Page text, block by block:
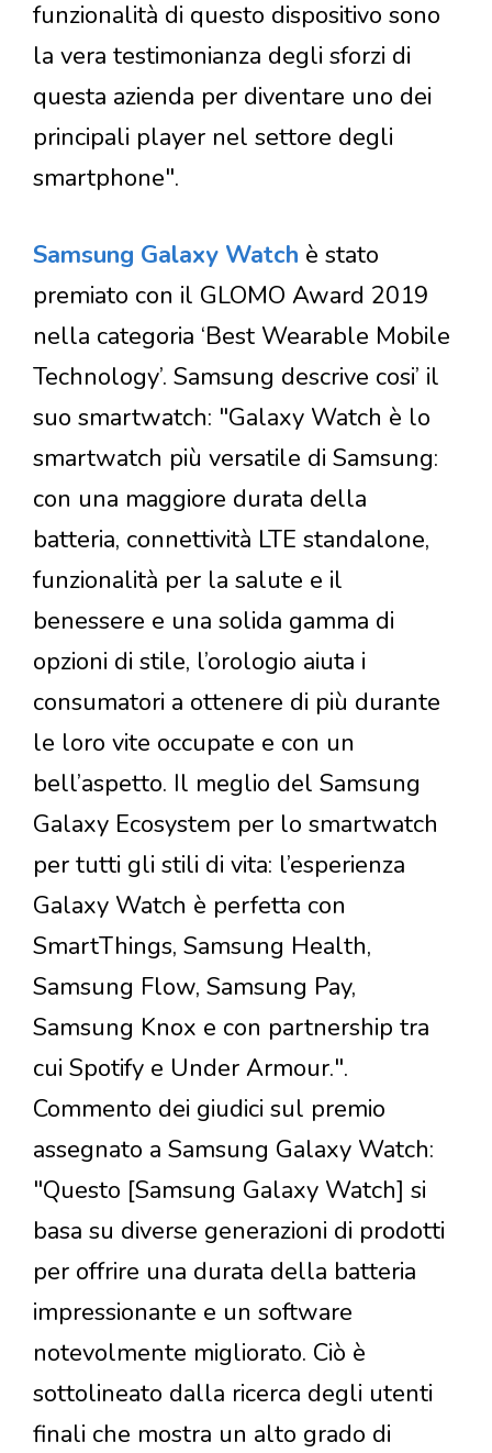
funzionalità di questo dispositivo sono
la vera testimonianza degli sforzi di
questa azienda per diventare uno dei
principali player nel settore degli
smartphone".
Samsung Galaxy Watch è stato
premiato con il GLOMO Award 2019
nella categoria ‘Best Wearable Mobile
Technology’. Samsung descrive cosi’ il
suo smartwatch: "Galaxy Watch è lo
smartwatch più versatile di Samsung:
con una maggiore durata della
batteria, connettività LTE standalone,
funzionalità per la salute e il
benessere e una solida gamma di
opzioni di stile, l’orologio aiuta i
consumatori a ottenere di più durante
le loro vite occupate e con un
bell’aspetto. Il meglio del Samsung
Galaxy Ecosystem per lo smartwatch
per tutti gli stili di vita: l’esperienza
Galaxy Watch è perfetta con
SmartThings, Samsung Health,
Samsung Flow, Samsung Pay,
Samsung Knox e con partnership tra
cui Spotify e Under Armour.".
Commento dei giudici sul premio
assegnato a Samsung Galaxy Watch:
"Questo [Samsung Galaxy Watch] si
basa su diverse generazioni di prodotti
per offrire una durata della batteria
impressionante e un software
notevolmente migliorato. Ciò è
sottolineato dalla ricerca degli utenti
finali che mostra un alto grado di